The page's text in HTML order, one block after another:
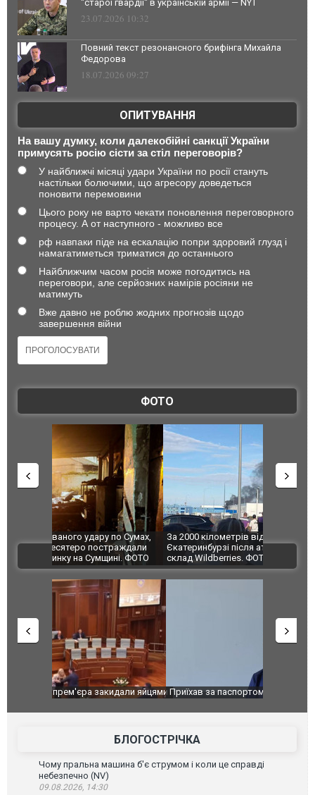
"старої гвардії" в українській армії — NYT
23.07.2026 10:32
Повний текст резонансного брифінга Михайла
Федорова
18.07.2026 09:27
ОПИТУВАННЯ
На вашу думку, коли далекобійні санкції України
примусять росію сісти за стіл переговорів?
У найближчі місяці удари України по росії стануть
настільки болючими, що агресору доведеться
поновити перемовини
Цього року не варто чекати поновлення переговорного
процесу. А от наступного - можливо все
рф навпаки піде на ескалацію попри здоровий глузд і
намагатиметься триматися до останнього
Найближчим часом росія може погодитись на
переговори, але серйозних намірів росіяни не
матимуть
Вже давно не роблю жодних прогнозів щодо
завершення війни
ФОТО
За 2000 кілометрів від кордону з Україною: в
Єкатеринбурзі після атаки дронів загорівся
склад Wildberries. ФОТО. ВІДЕО
"Мої
ВІДЕО
яйцямиПриїхав за паспортом та квартирою": у полон
до українських військових потрапив тезка
зіркового футболіста Мохамеда Салаха
Одесу
ураганним
БЛОГОСТРІЧКА
Чому пральна машина б'є струмом і коли це справді
небезпечно (NV)
09.08.2026, 14:30